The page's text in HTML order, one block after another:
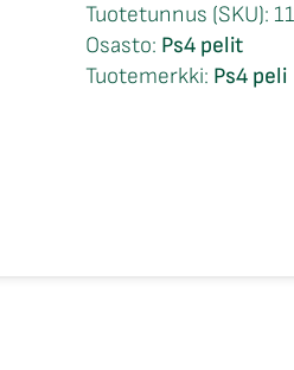
Movie
2
Videogame
Tuotetunnus (SKU):
Osasto: Ps4 pelit
Tuotemerkki: Ps4 peli